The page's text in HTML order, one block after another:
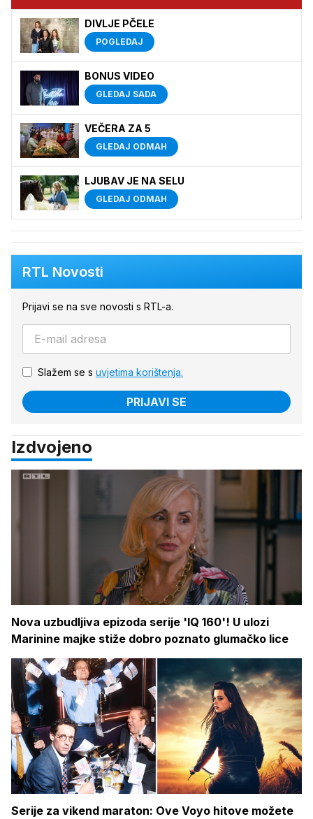
DIVLJE PČELE
POGLEDAJ
BONUS VIDEO
GLEDAJ SADA
VEČERA ZA 5
GLEDAJ ODMAH
LJUBAV JE NA SELU
GLEDAJ ODMAH
RTL Novosti
Prijavi se na sve novosti s RTL-a.
Slažem se s uvjetima korištenja.
PRIJAVI SE
Izdvojeno
Nova uzbudljiva epizoda serije 'IQ 160'! U ulozi
Marinine majke stiže dobro poznato glumačko lice
Serije za vikend maraton: Ove Voyo hitove možete